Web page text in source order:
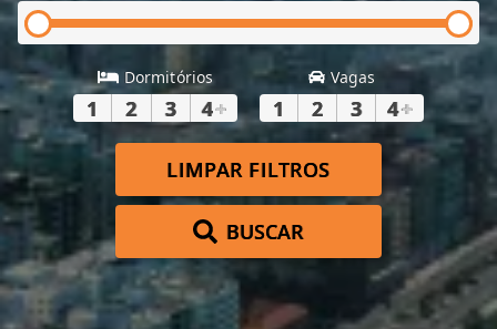
Dormitórios
1 2 3 4+
Vagas
1 2 3 4+
LIMPAR FILTROS
BUSCAR